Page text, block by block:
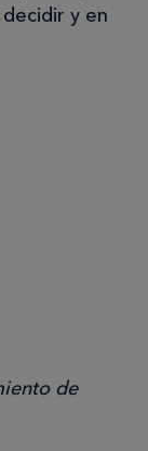
y en
de